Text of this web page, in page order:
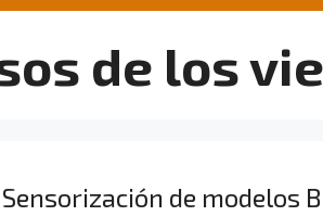
de los
Sensorización de modelos